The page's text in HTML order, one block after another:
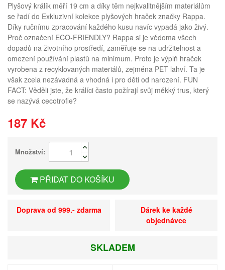
Plyšový králík měří 19 cm a díky těm nejkvalitnějším materiálům
se řadí do Exkluzivní kolekce plyšových hraček značky Rappa.
Díky ručnímu zpracování každého kusu navíc vypadá jako živý.
Proč označení ECO-FRIENDLY? Rappa si je vědoma všech
dopadů na životního prostředí, zaměřuje se na udržitelnost a
omezení používání plastů na minimum. Proto je výplň hraček
vyrobena z recyklovaných materiálů, zejména PET lahví. Ta je
však zcela nezávadná a vhodná i pro děti od narození. FUN
FACT: Věděli jste, že králíci často požírají svůj měkký trus, který
se nazývá cecotrofie?
187 Kč
Množství:
PŘIDAT DO KOŠÍKU
Doprava od 999.- zdarma
Dárek ke každé
objednávce
SKLADEM